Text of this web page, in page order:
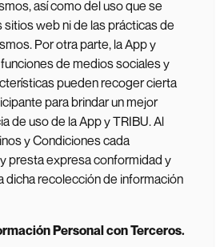
así como del uso que se
sitios web ni de las prácticas de
Por otra parte, la App y
de medios sociales y
pueden recoger cierta
para brindar un mejor
de uso de la App y TRIBU. Al
y Condiciones cada
presta expresa conformidad y
dicha recolección de información
Personal con Terceros.